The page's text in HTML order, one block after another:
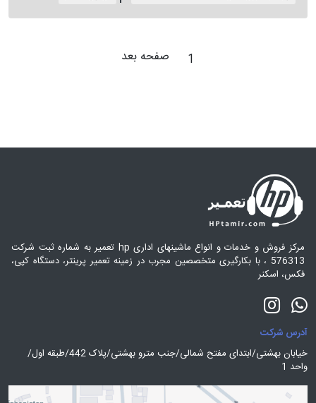
1 صفحه بعد
مرکز فروش و خدمات و انواع ماشینهای اداری hp تعمیر به شماره ثبت شرکت
576313 ، با بکارگیری متخصصین مجرب در زمینه تعمیر پرینتر، دستگاه کپی،
فکس، اسکنر
آدرس شرکت
خیابان بهشتی/ابتدای مفتح شمالی/جنب مترو بهشتی/پلاک 442/طبقه اول/
واحد 1